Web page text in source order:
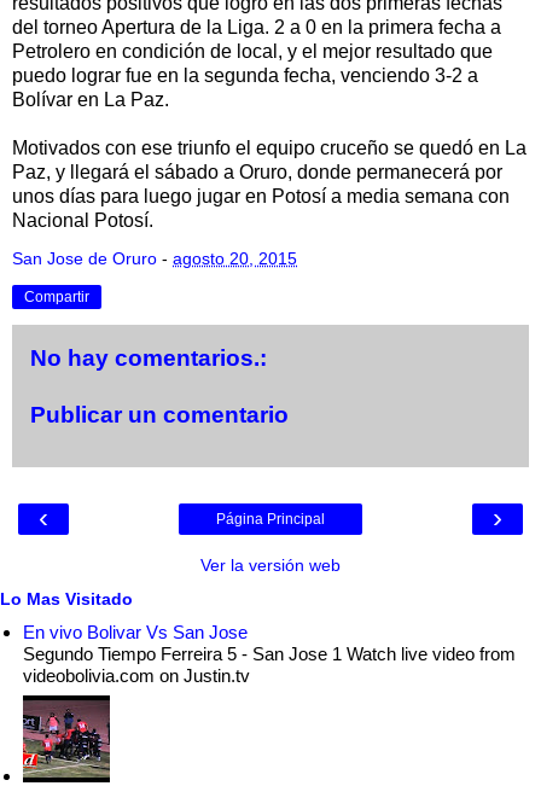
del torneo Apertura de la Liga. 2 a 0 en la primera fecha a
Petrolero en condición de local, y el mejor resultado que
puedo lograr fue en la segunda fecha, venciendo 3-2 a
Bolívar en La Paz.
Motivados con ese triunfo el equipo cruceño se quedó en La
Paz, y llegará el sábado a Oruro, donde permanecerá por
unos días para luego jugar en Potosí a media semana con
Nacional Potosí.
San Jose de Oruro - agosto 20, 2015
Compartir
No hay comentarios.:
Publicar un comentario
‹ ›
Página Principal
Ver la versión web
Lo Mas Visitado
En vivo Bolivar Vs San Jose
Segundo Tiempo Ferreira 5 - San Jose 1 Watch live video from
videobolivia.com on Justin.tv